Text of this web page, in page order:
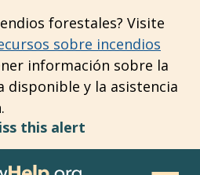
forestales? Visite
sobre incendios
información sobre la
disponible y la asistencia
this alert